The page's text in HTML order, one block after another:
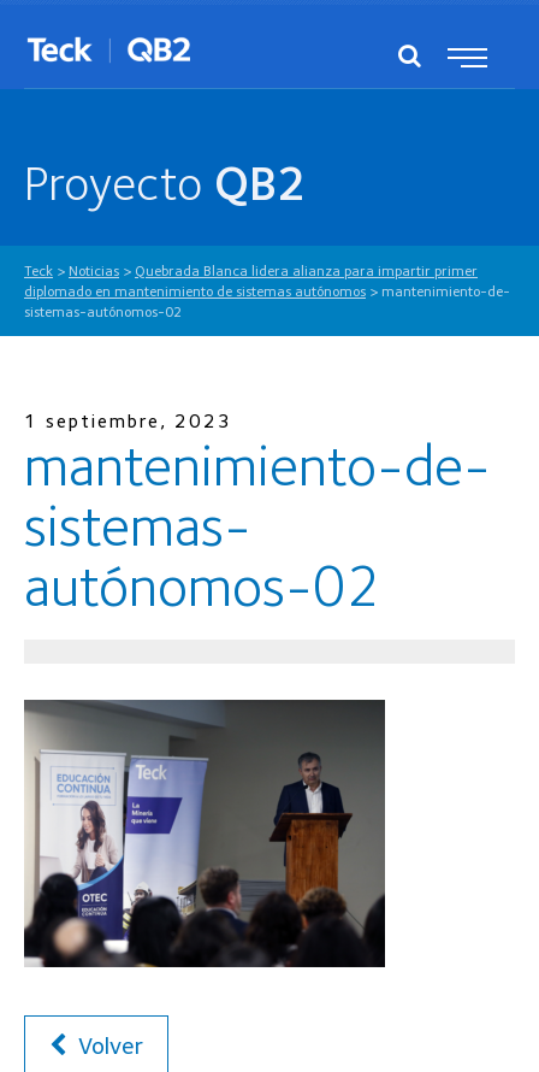
Proyecto QB2
Teck > Noticias > Quebrada Blanca lidera alianza para impartir primer
diplomado en mantenimiento de sistemas autónomos > mantenimiento-de-
sistemas-autónomos-02
1 septiembre, 2023
mantenimiento-de-
sistemas-
autónomos-02
Volver